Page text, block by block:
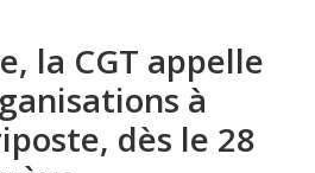
la CGT appelle
à
dès le 28